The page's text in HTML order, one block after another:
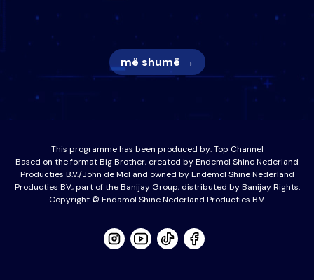
nuk i mban dot lotët: Nuk meritoj…
më shumë →
This programme has been produced by:Top Channel
Based on the format Big Brother, created by Endemol Shine Nederland
Producties B.V./John de Mol and owned by Endemol Shine Nederland
Producties BV., part of the Banijay Group, distributed by Banijay Rights.
Copyright © Endamol Shine Nederland Producties B.V.